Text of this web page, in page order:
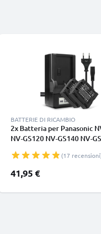
BATTERIE DI RICAMBIO
2x Batteria per Panasonic
NV-GS120 NV-GS140 NV-
GS200 - CGA-DU06,CGA-
DU12,CGA-DU14 750mAh +
Caricabatteria di Ricambio
(17
41,95 €